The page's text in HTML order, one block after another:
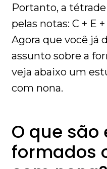
Portanto, a
pelas notas: C + E +
Agora que você já
assunto sobre a
veja abaixo um
com nona.
O que são
formados